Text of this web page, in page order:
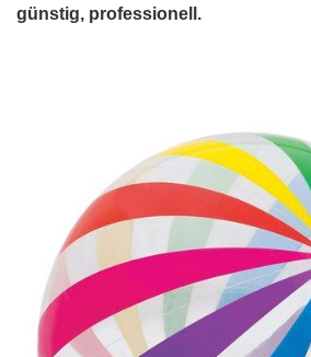
günstig, professionell.